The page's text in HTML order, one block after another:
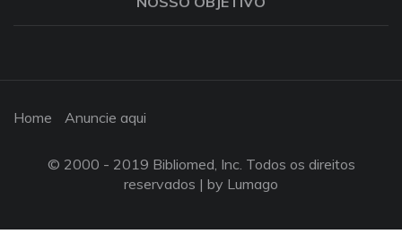
Home Anuncie aqui
© 2000 - 2019 Bibliomed, Inc. Todos os direitos
reservados | by Lumago